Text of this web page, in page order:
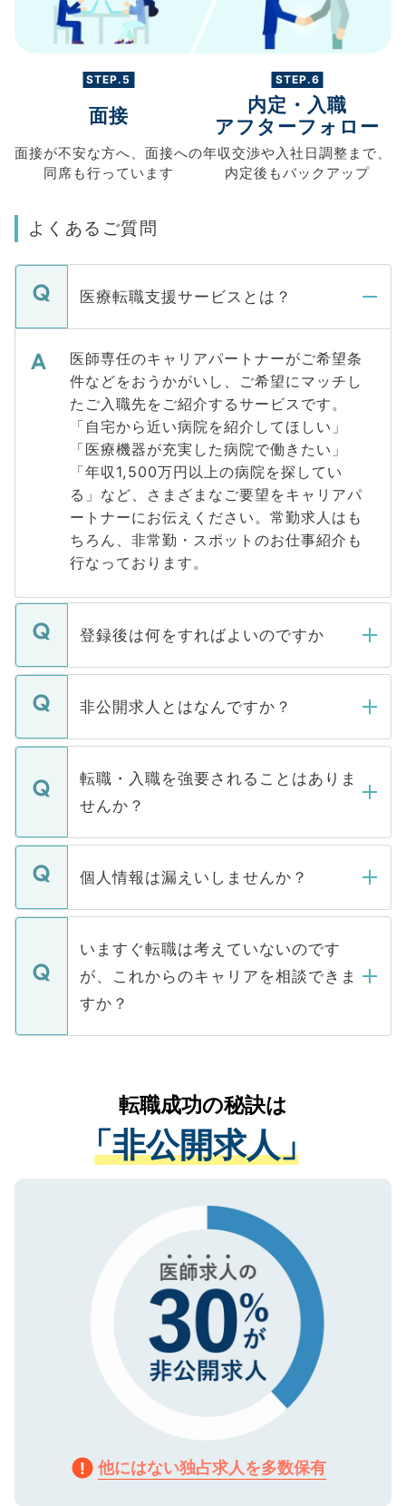
STEP.5
面接
面接が不安な方へ、 面接への
同席も行っています
STEP.6
内定・入職
アフターフォロー
年収交渉や 入社日調整まで、
内定後もバックアップ
よくあるご質問
医療転職支援サービスとは？
医師専任のキャリアパートナーがご希望条
件などをおうかがいし、ご希望にマッチし
たご入職先をご紹介するサービスです。
「自宅から近い病院を紹介してほしい」
「医療機器が充実した病院で働きたい」
「年収1,500万円以上の病院を探してい
る」など、さまざまなご要望をキャリアパ
ートナーにお伝えください。常勤求人はも
ちろん、非常勤・スポットのお仕事紹介も
行なっております。
登録後は何をすればよいのですか
ご登録いただきましたら、弊社担当者がご
登録内容を確認し、その後メールもしくは
ます。通常、5営業日以内にはご連絡をせて
いただきますので、しばらくお待ちくださ
い。
非公開求人とはなんですか？
マイナビDOCTORで取り扱っている求人の
うち約3割は、Webサイトからご覧いただ
けない「非公開求人」です。非公開求人は
下記の理由によって、一般には公開してい
ません。
■応募殺到を避けるため 人気のある医療機
関を公にしてしまうと、応募が殺到する場
に、医療機関が求める条件に合った人材の
みを人材紹介会社に依頼するケースが増え
ています。
転職・入職を強要されることはありま
せんか？
転職・入職を強要することは一切ありませ
ん。また、仮に応募先から内定をいただい
定を承諾する必要はありません。内定先へ
の辞退の連絡はキャリアパートナーが行い
ますので、ご安心ください。
個人情報は漏えいしませんか？
個人情報が漏えいすることはありませんの
で、ご安心ください。当サイトからの登録
などで収集したご登録者様の個人情報は、
ご本人のキャリアアップおよび転職活動の
支援を目的に使用いたします。お預かりし
ているすべての個人データはご本人の許可
は、個人情報の取り扱いについての厳密な
管理基準を満たした事業者のみに付与され
る、プライバシーマークを取得済みです。
ご登録いただいた個人情報は、SSL（デー
で、機密保持に関してもご安心ください。
いますぐ転職は考えていないのです
が、これからのキャリアを相談できま
すか？
かがいして、現在の医療機関の状況や紹介
経験をまじえながら、適切なアドバイスを
させていただきます。すぐにご転職をされ
ない方には、長期的なサポートが可能です
ので、まずはご登録ください。
転職成功の秘訣は
「非公開求人」
他にはない独占求人を多数保有